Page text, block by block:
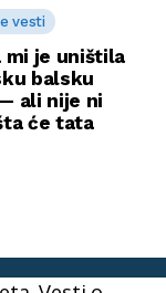
vesti
mi je uništila
balsku
ali nije ni
će tata